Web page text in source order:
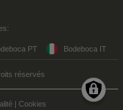
PT Bodeboca IT
réservés
| Cookies